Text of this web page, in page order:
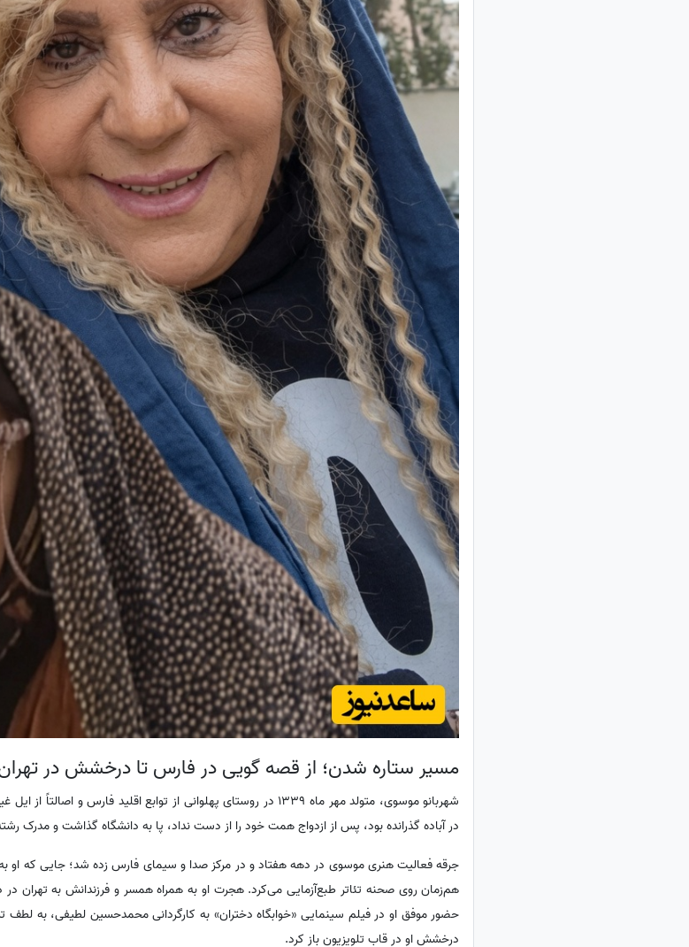
مسیر ستاره شدن؛ از قصه گویی در فارس تا درخشش در
شهربانو موسوی، متولد مهر ماه 1339 در روستای پهلوانی از توابع اقلید
در آباده گذرانده بود، پس از ازدواج همت خود را از دست نداد، پا به دانشگاه گذاشت و مدرک
جرقه فعالیت هنری موسوی در دهه هفتاد و در مرکز صدا و سیمای فارس زده شد؛ جایی که او
هم‌زمان روی صحنه تئاتر طبع‌آزمایی می‌کرد. هجرت او به همراه همسر و فرزندانش به تهران
حضور موفق او در فیلم سینمایی «خوابگاه دختران» به کارگردانی محمدحسین لطیفی، به لطف
درخشش او در قاب تلویزیون باز کرد.